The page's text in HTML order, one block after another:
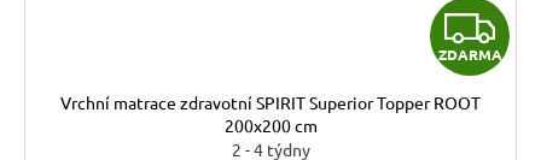
Z
D
ZDARMA
Vrchní matrace zdravotní SPIRIT Superior Topper ROOT
200x200 cm
2 - 4 týdny